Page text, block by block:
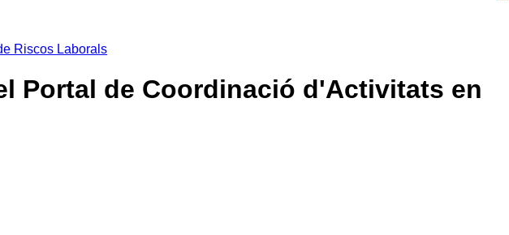
Riscos Laborals
Portal de Coordinació d'Activitats en